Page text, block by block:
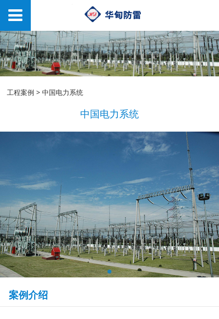
中国电力系统
工程案例 >中国电力系统
中国电力系统
案例介绍